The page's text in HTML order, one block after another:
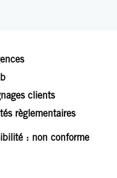
clients
règlementaires
: non conforme